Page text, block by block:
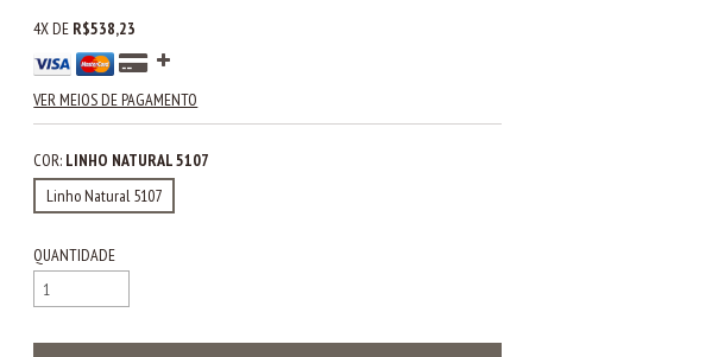
4X DE R$538,23
VER MEIOS DE PAGAMENTO
COR: LINHO NATURAL 5107
Linho Natural 5107
QUANTIDADE